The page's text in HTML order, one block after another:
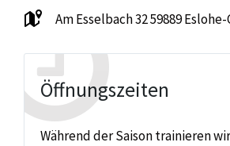
Am Esselbach 32 59889
Öffnungszeiten
Während der Saison trainieren